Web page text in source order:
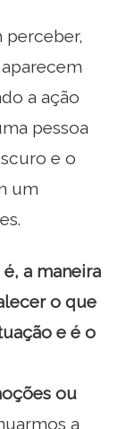
perceber,
a ação
pessoa
e o
um
a maneira
o que
e é o
ou
a